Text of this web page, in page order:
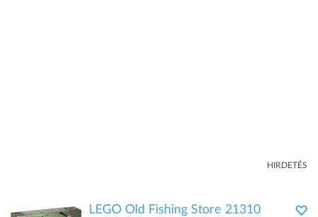
HIRDETÉS
LEGO Old Fishing Store 21310